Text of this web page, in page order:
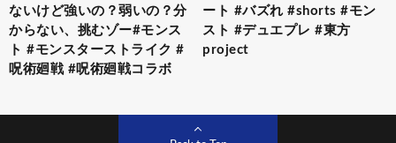
ないけど強いの？弱いの？分
からない、挑むゾー#モンス
ト #モンスターストライク #
呪術廻戦 #呪術廻戦コラボ
ート #バズれ #shorts #モン
スト #デュエプレ #東方
project